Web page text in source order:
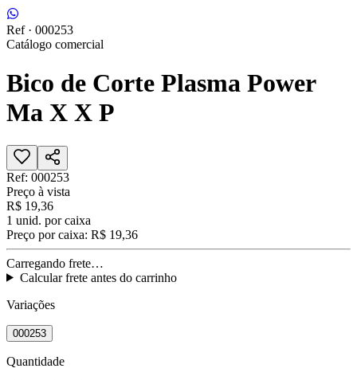
Ref · 000253
Catálogo comercial
Bico de Corte Plasma Power
Ma X X P
Ref: 000253
Preço à vista
R$ 19,36
1 unid. por caixa
Preço por caixa: R$ 19,36
Carregando frete…
Calcular frete antes do carrinho
Variações
000253
Quantidade